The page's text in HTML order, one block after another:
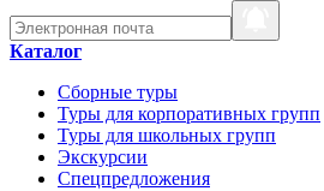
Каталог
Сборные туры
Туры для корпоративных групп
Туры для школьных групп
Экскурсии
Спецпредложения